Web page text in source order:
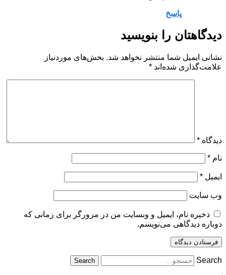
پاسخ
دیدگاهتان را بنویسید
نشانی ایمیل شما منتشر نخواهد شد. بخش‌های موردنیاز
علامت‌گذاری شده‌اند *
دیدگاه *
نام *
ایمیل *
وب‌ سایت
ذخیره نام، ایمیل و وبسایت من در مرورگر برای زمانی که
دوباره دیدگاهی می‌نویسم.
Search
Search